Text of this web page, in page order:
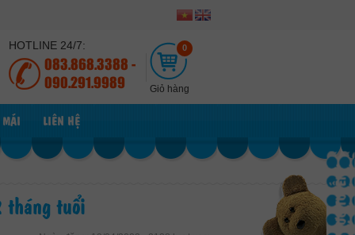
HOTLINE 24/7:
083.868.3388 -
090.291.9989
0
Giỏ hàng
MÃI LIÊN HỆ
tháng tuổi